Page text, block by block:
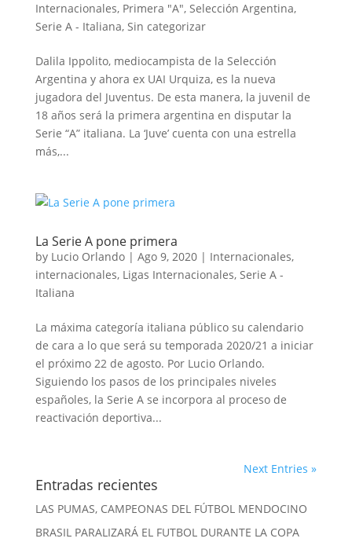
Internacionales, Primera "A", Selección Argentina,
Serie A - Italiana, Sin categorizar
Dalila Ippolito, mediocampista de la Selección
Argentina y ahora ex UAI Urquiza, es la nueva
jugadora del Juventus. De esta manera, la juvenil de
18 años será la primera argentina en disputar la
Serie “A” italiana. La ‘Juve’ cuenta con una estrella
más,...
La Serie A pone primera
by Lucio Orlando| Ago 9, 2020| Internacionales,
internacionales, Ligas Internacionales, Serie A -
Italiana
La máxima categoría italiana público su calendario
de cara a lo que será su temporada 2020/21 a iniciar
el próximo 22 de agosto. Por Lucio Orlando.
Siguiendo los pasos de los principales niveles
españoles, la Serie A se incorpora al proceso de
reactivación deportiva...
Next Entries »
Entradas recientes
LAS PUMAS, CAMPEONAS DEL FÚTBOL MENDOCINO
BRASIL PARALIZARÁ EL FUTBOL DURANTE LA COPA